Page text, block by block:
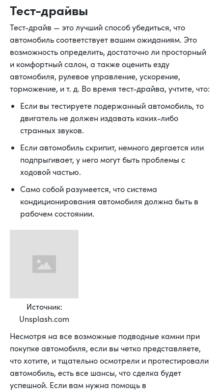
Тест-драйвы
Тест-драйв — это лучший способ убедиться, что
автомобиль соответствует вашим ожиданиям. Это
возможность определить, достаточно ли просторный
и комфортный салон, а также оценить езду
автомобиля, рулевое управление, ускорение,
торможение, и т. д. Во время тест-драйва, учтите, что:
Если вы тестируете подержанный автомобиль, то
двигатель не должен издавать каких-либо
странных звуков.
Если автомобиль скрипит, немного дергается или
подпрыгивает, у него могут быть проблемы с
ходовой частью.
Само собой разумеется, что система
кондиционирования автомобиля должна быть в
рабочем состоянии.
Источник:
Unsplash.com
Несмотря на все возможные подводные камни при
покупке автомобиля, если вы четко представляете,
что хотите, и тщательно осмотрели и протестировали
автомобиль, есть все шансы, что сделка будет
успешной. Если вам нужна помощь в